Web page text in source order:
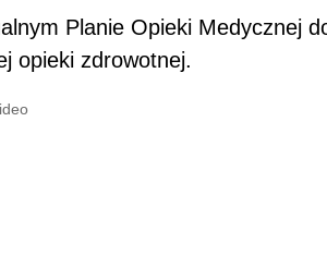
Planie Opieki Medycznej
opieki zdrowotnej.